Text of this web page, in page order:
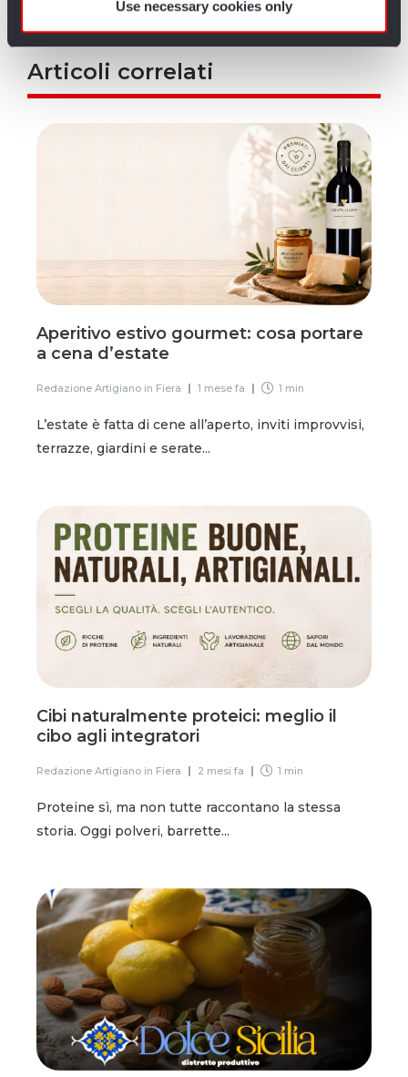
Use necessary cookies only
Articoli correlati
Aperitivo estivo gourmet: cosa portare
a cena d’estate
Redazione Artigiano in Fiera 1 mese fa 1 min
L’estate è fatta di cene all’aperto, inviti improvvisi,
terrazze, giardini e serate...
Cibi naturalmente proteici: meglio il
cibo agli integratori
Redazione Artigiano in Fiera 2 mesi fa 1 min
Proteine sì, ma non tutte raccontano la stessa
storia. Oggi polveri, barrette...